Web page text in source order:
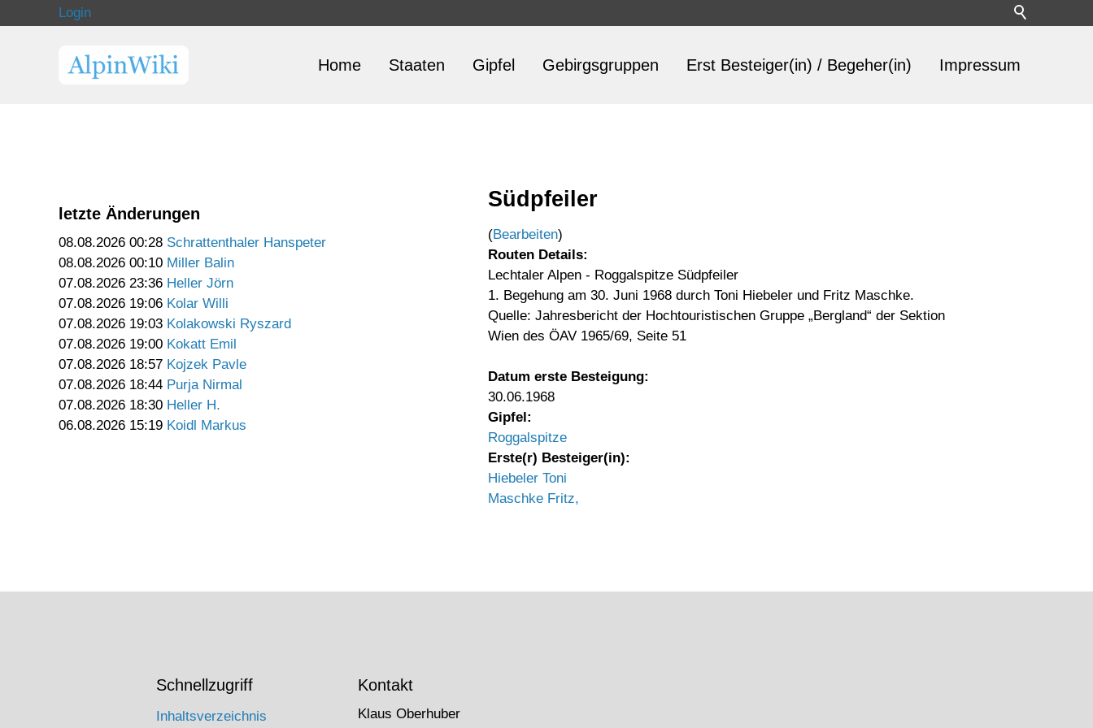
Login
Home Staaten Gipfel Gebirgsgruppen Erst Besteiger(in) / Begeher(in) Impressum
letzte Änderungen
08.08.2026 00:28 Schrattenthaler Hanspeter
08.08.2026 00:10 Miller Balin
07.08.2026 23:36 Heller Jörn
07.08.2026 19:06 Kolar Willi
07.08.2026 19:03 Kolakowski Ryszard
07.08.2026 19:00 Kokatt Emil
07.08.2026 18:57 Kojzek Pavle
07.08.2026 18:44 Purja Nirmal
07.08.2026 18:30 Heller H.
06.08.2026 15:19 Koidl Markus
Südpfeiler
(Bearbeiten)
Routen Details:
Lechtaler Alpen - Roggalspitze Südpfeiler
1. Begehung am 30. Juni 1968 durch Toni Hiebeler und Fritz Maschke.
Quelle: Jahresbericht der Hochtouristischen Gruppe „Bergland“ der Sektion
Wien des ÖAV 1965/69, Seite 51
Datum erste Besteigung:
30.06.1968
Gipfel:
Roggalspitze
Erste(r) Besteiger(in):
Hiebeler Toni
Maschke Fritz,
Schnellzugriff
Inhaltsverzeichnis
Kontakt
Klaus Oberhuber